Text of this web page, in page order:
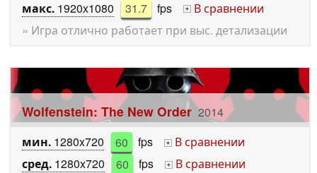
макс. 1920x1080 31.7 fps +
В сравнении
» Игра отлично работает при выс. детализации
Wolfenstein: The New Order 2014
мин. 1280x720 60 fps +
В сравнении
сред. 1280x720 60 fps +
В сравнении